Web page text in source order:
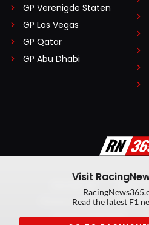
GP Verenigde Staten
GP Las Vegas
GP Qatar
GP Abu Dhabi
Privacy Policy
Privacy manager
Visit
Read the latest F1